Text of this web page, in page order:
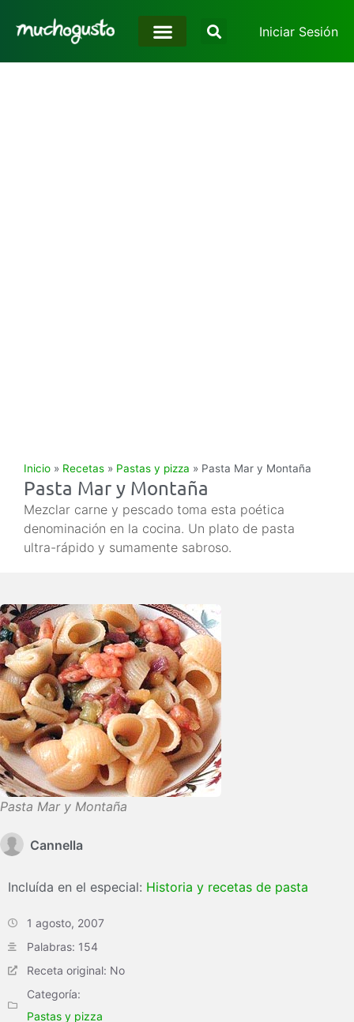
Iniciar Sesión
Inicio » Recetas » Pastas y pizza » Pasta Mar y Montaña
Pasta Mar y Montaña
Mezclar carne y pescado toma esta poética
denominación en la cocina. Un plato de pasta
ultra-rápido y sumamente sabroso.
Pasta Mar y Montaña
Cannella
Incluída en el especial: Historia y recetas de pasta
1 agosto, 2007
Palabras: 154
Receta original: No
Categoría:
Pastas y pizza